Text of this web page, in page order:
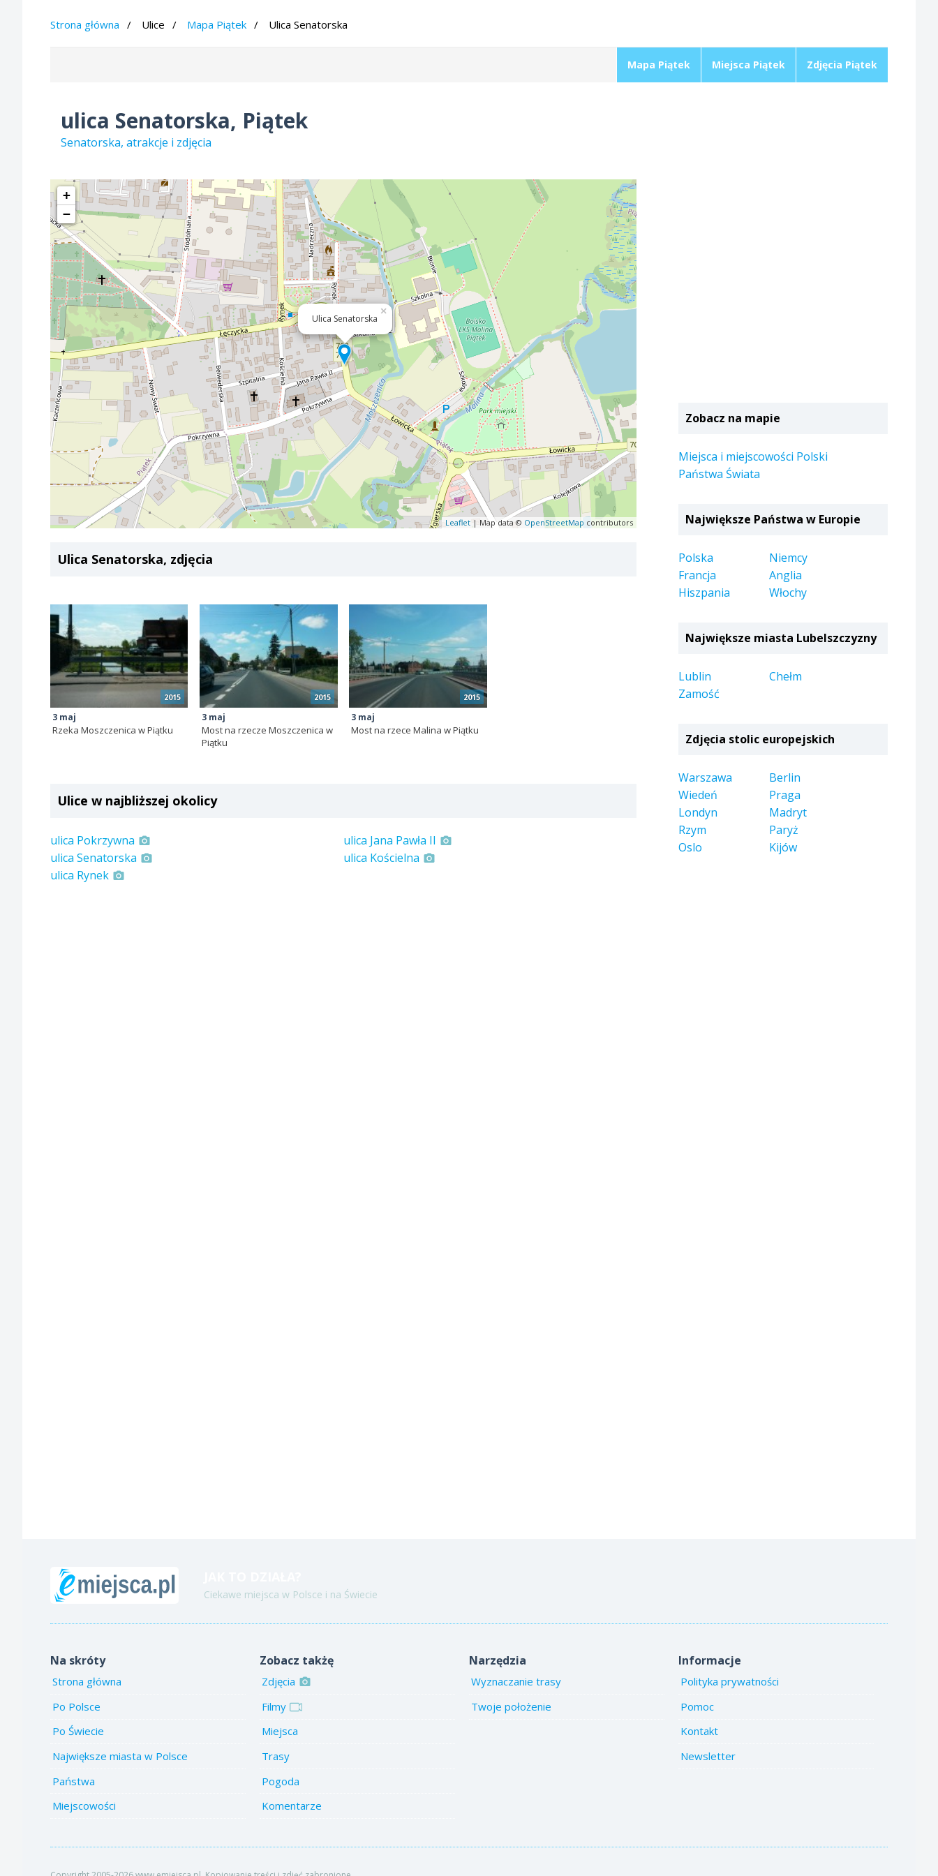
Strona główna Ulice Mapa Piątek Ulica Senatorska
Mapa Piątek Miejsca Piątek Zdjęcia Piątek
ulica Senatorska, Piątek
Senatorska, atrakcje i zdjęcia
Ulica Senatorska
×
+
−
Leaflet | Map data © OpenStreetMap contributors
Ulica Senatorska, zdjęcia
2015
3 maj
Rzeka Moszczenica w Piątku
2015
3 maj
Most na rzecze Moszczenica w
Piątku
2015
3 maj
Most na rzece Malina w Piątku
Ulice w najbliższej okolicy
ulica Pokrzywna
ulica Senatorska
ulica Rynek
ulica Jana Pawła II
ulica Kościelna
Zobacz na mapie
Miejsca i miejscowości Polski
Państwa Świata
Największe Państwa w Europie
Polska
Niemcy
Francja
Anglia
Hiszpania
Włochy
Największe miasta Lubelszczyzny
Lublin
Chełm
Zamość
Zdjęcia stolic europejskich
Warszawa
Berlin
Wiedeń
Praga
Londyn
Madryt
Rzym
Paryż
Oslo
Kijów
Ciekawe miejsca w Polsce i na Świecie
Na skróty
Strona główna
Po Polsce
Po Świecie
Największe miasta w Polsce
Państwa
Miejscowości
Zobacz takżę
Zdjęcia
Filmy
Miejsca
Trasy
Pogoda
Komentarze
Narzędzia
Wyznaczanie trasy
Twoje położenie
Informacje
Polityka prywatności
Pomoc
Kontakt
Newsletter